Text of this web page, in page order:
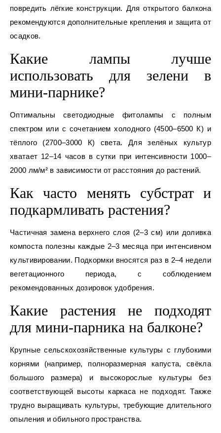
повредить лёгкие конструкции. Для открытого балкона
рекомендуются дополнительные крепления и защита от
осадков.
Какие лампы лучше
использовать для зелени в
мини-парнике?
Оптимальны светодиодные фитолампы с полным
спектром или с сочетанием холодного (4500–6500 К) и
тёплого (2700–3000 К) света. Для зелёных культур
хватает 12–14 часов в сутки при интенсивности 1000–
2000 лм/м² в зависимости от расстояния до растений.
Как часто менять субстрат и
подкармливать растения?
Частичная замена верхнего слоя (2–3 см) или доливка
компоста полезны каждые 2–3 месяца при интенсивном
культивировании. Подкормки вносятся раз в 2–4 недели
вегетационного периода, с соблюдением
рекомендованных дозировок удобрения.
Какие растения не подходят
для мини-парника на балконе?
Крупные сельскохозяйственные культуры с глубокими
корнями (например, полноразмерная капуста, свёкла
большого размера) и высокорослые культуры без
соответствующей высоты каркаса не подходят. Также
трудно выращивать культуры, требующие длительного
опыления и обильного пространства.